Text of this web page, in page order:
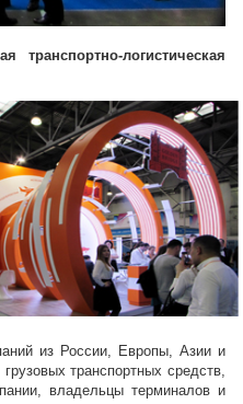
логистическая
из России, Европы, Азии и
транспортных средств,
владельцы терминалов и